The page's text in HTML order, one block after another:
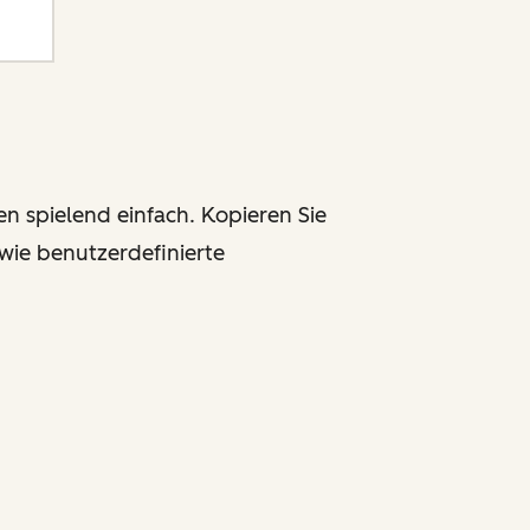
spielend einfach. Kopieren Sie
benutzerdefinierte